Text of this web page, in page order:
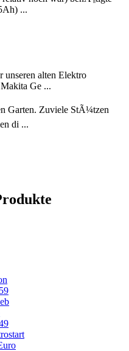
...
unseren alten Elektro
Ge ...
Garten. Zuviele StÃ¼tzen
di ...